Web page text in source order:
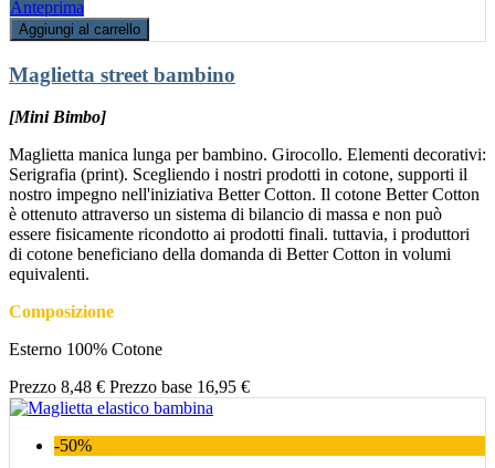
Anteprima
Aggiungi al carrello
Maglietta street bambino
[Mini Bimbo]
Maglietta manica lunga per bambino. Girocollo. Elementi decorativi:
Serigrafia (print). Scegliendo i nostri prodotti in cotone, supporti il
nostro impegno nell'iniziativa Better Cotton. Il cotone Better Cotton
è ottenuto attraverso un sistema di bilancio di massa e non può
essere fisicamente ricondotto ai prodotti finali. tuttavia, i produttori
di cotone beneficiano della domanda di Better Cotton in volumi
equivalenti.
Composizione
Esterno 100% Cotone
Prezzo 8,48 € Prezzo base 16,95 €
-50%